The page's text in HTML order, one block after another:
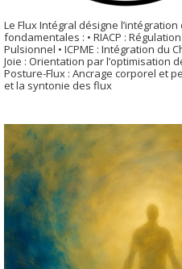
Le Flux Intégral désigne
fondamentales : • RIACP :
Pulsionnel • ICPME : Intégration du
Joie : Orientation par l’optimisation
Posture-Flux : Ancrage corporel et
et la syntonie des flux